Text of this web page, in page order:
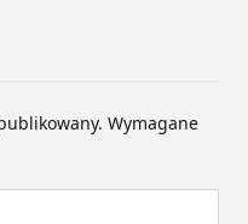
Wymagane